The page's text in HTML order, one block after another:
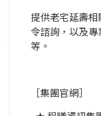
提供老宅延壽
令諮詢， 以及
等。
［集團官網］